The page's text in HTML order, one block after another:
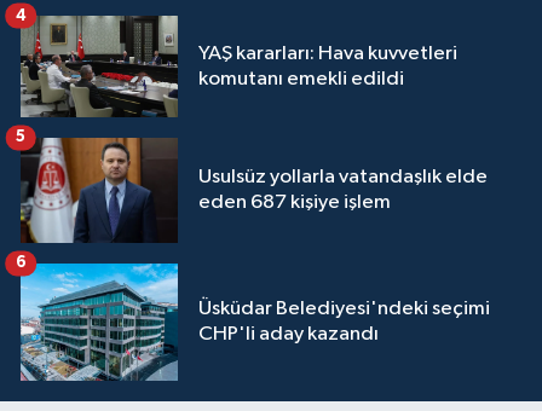
YAŞ kararları: Hava kuvvetleri
komutanı emekli edildi
4
Usulsüz yollarla vatandaşlık elde
eden 687 kişiye işlem
5
Üsküdar Belediyesi'ndeki seçimi
CHP'li aday kazandı
6